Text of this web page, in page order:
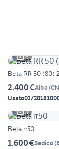
6
Beta RR 50 (80)
2.400 €Alba (CN
Usato03/2018
3
Beta rr50
1.600 €Sedico(